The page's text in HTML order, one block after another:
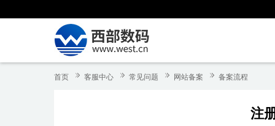
首页 客服中心 常见问题 网站备案 备案流程
注